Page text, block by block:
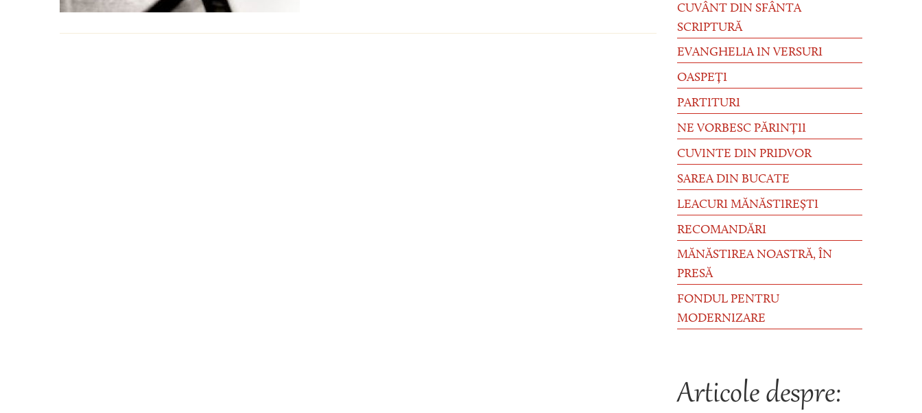
CUVÂNT DIN SFÂNTA
SCRIPTURĂ
EVANGHELIA IN VERSURI
OASPEȚI
PARTITURI
NE VORBESC PĂRINȚII
CUVINTE DIN PRIDVOR
SAREA DIN BUCATE
LEACURI MĂNĂSTIREȘTI
RECOMANDĂRI
MĂNĂSTIREA NOASTRĂ, ÎN
PRESĂ
FONDUL PENTRU
MODERNIZARE
Articole despre: